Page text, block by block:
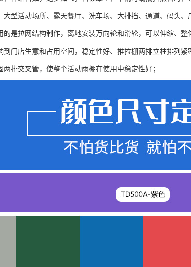
大型活动场所、露天餐厅、洗车场、大排挡、通道、码头、
的是拉网结构制作，离地安装万向轮和滑轮，可以伸缩、
到门店生意和占用空间，稳定性好、推拉棚两排立柱排列紧
排交叉管，使整个活动雨棚在使用中稳定性好；